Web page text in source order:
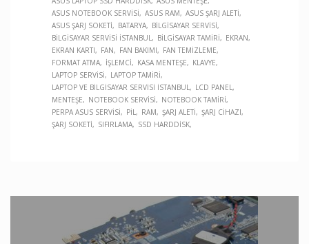
ASUS NOTEBOOK SERVISI
ASUS RAM
ASUS ŞARJ ALETI
ASUS ŞARJ SOKETI
BATARYA
BILGISAYAR SERVISI
BILGISAYAR SERVISI İSTANBUL
BILGISAYAR TAMIRI
EKRAN
EKRAN KARTI
FAN FAN BAKIMI
FAN TEMIZLEME
FORMAT ATMA
İŞLEMCI KASA MENTEŞE
KLAVYE
LAPTOP SERVISI
LAPTOP TAMIRI
LAPTOP VE BILGISAYAR SERVISI İSTANBUL
LCD PANEL
MENTEŞE
NOTEBOOK SERVISI
NOTEBOOK TAMIRI
PERPA ASUS SERVISI
PIL RAM ŞARJ ALETI
ŞARJ CIHAZI
ŞARJ SOKETI
SIFIRLAMA SSD HARDDISK